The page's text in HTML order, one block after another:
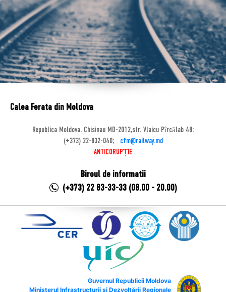
Calea Ferata din Moldova
Republica Moldova, Chisinau MD-2012,str. Vlaicu Pîrcălab 48;
(+373) 22-832-040;
cfm@railway.md
ANTICORUPȚIE
Biroul de informatii
(+373) 22 83-33-33 (08.00 - 20.00)
Guvernul Republicii Moldova
Ministerul Infrastructurii și Dezvoltării Regionale